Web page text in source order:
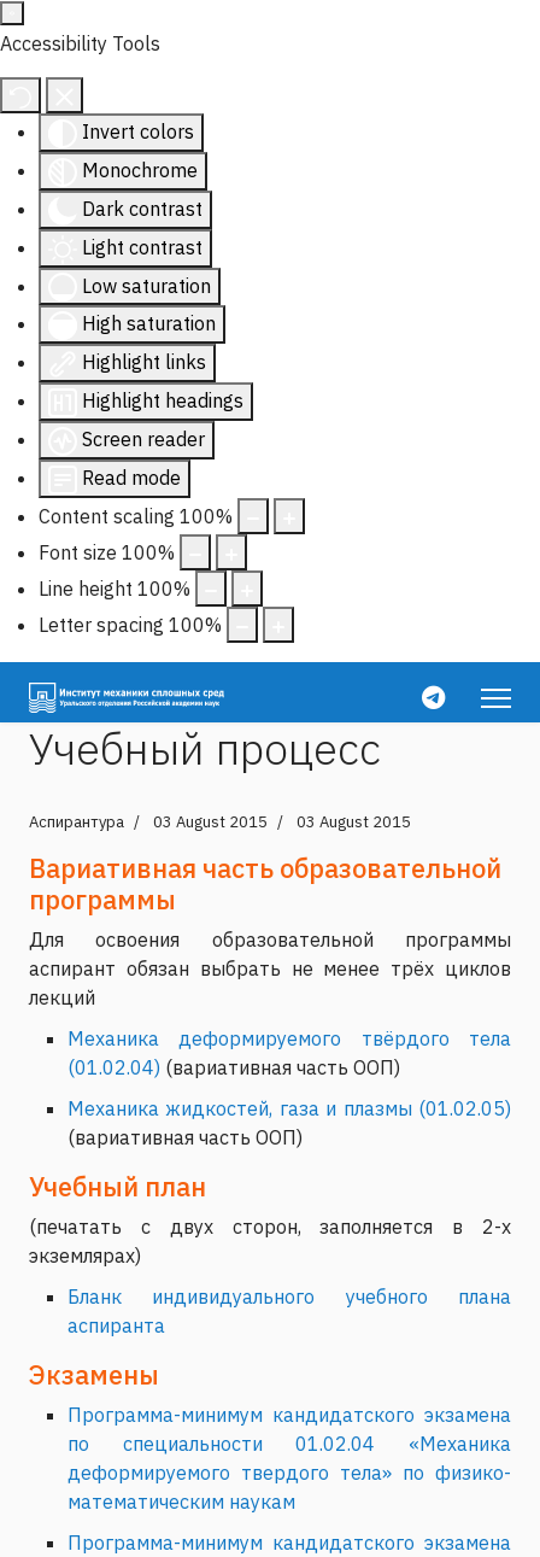
Accessibility Tools
Invert colors
Monochrome
Dark contrast
Light contrast
Low saturation
High saturation
Highlight links
Highlight headings
Screen reader
Read mode
Content scaling 100%
Font size 100%
Line height 100%
Letter spacing 100%
Учебный процесс
Аспирантура 03 August 2015 03 August 2015
Вариативная часть образовательной
программы
Для освоения образовательной программы
аспирант обязан выбрать не менее трёх циклов
лекций
Механика деформируемого твёрдого тела
(01.02.04) (вариативная часть ООП)
Механика жидкостей, газа и плазмы (01.02.05)
(вариативная часть ООП)
Учебный план
(печатать с двух сторон, заполняется в 2-х
экземлярах)
Бланк индивидуального учебного плана
аспиранта
Экзамены
Программа-минимум кандидатского экзамена
по специальности 01.02.04 «Механика
деформируемого твердого тела» по физико-
математическим наукам
Программа-минимум кандидатского экзамена